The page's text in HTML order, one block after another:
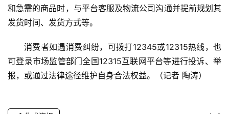
业
生
活
和急需的商品时，与平台客服及物流公司沟通并提前规划其
发货时间、发货方式等。
消费者如遇消费纠纷，可拨打12345或12315热线，也
可登录市场监管部门全国12315互联网平台等进行投诉、举
报，或通过法律途径维护自身合法权益。（记者 陶涛）